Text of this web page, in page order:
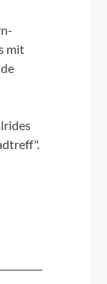
mit